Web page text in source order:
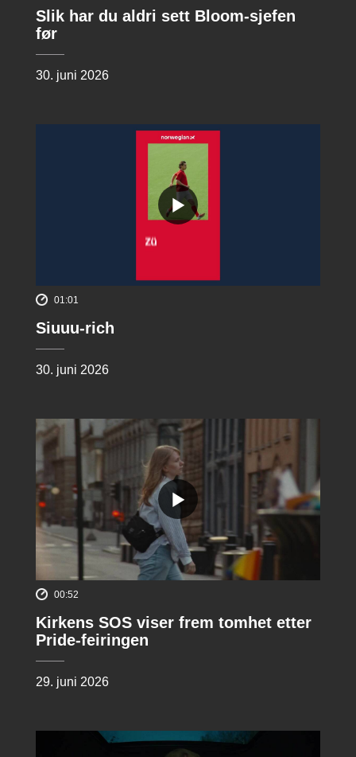
Slik har du aldri sett Bloom-sjefen
før
30. juni 2026
01:01
Siuuu-rich
30. juni 2026
00:52
Kirkens SOS viser frem tomhet etter
Pride-feiringen
29. juni 2026